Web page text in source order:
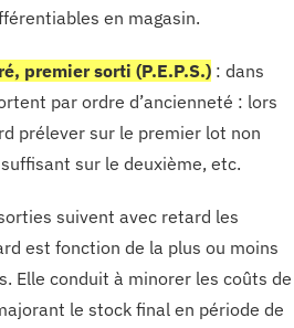
en magasin.
premier sorti (P.E.P.S.): dans
par ordre d’ancienneté : lors
prélever sur le premier lot non
suffisant sur le deuxième, etc.
suivent avec retard les
est fonction de la plus ou moins
Elle conduit à minorer les coûts de
le stock final en période de